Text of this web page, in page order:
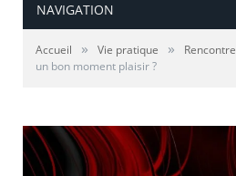
NAVIGATION
Accueil » Vie pratique » Rencontre
un bon moment plaisir ?